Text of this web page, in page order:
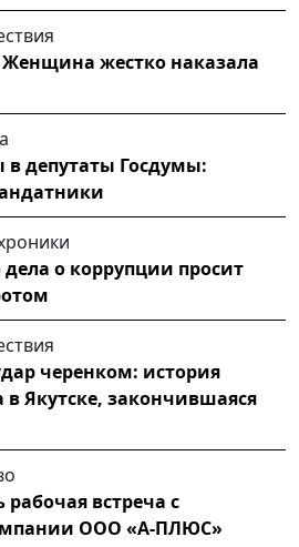
жестко наказала
в депутаты Госдумы:
о коррупции просит
черенком: история
Якутске, закончившаяся
встреча с
ООО «А-ПЛЮС»